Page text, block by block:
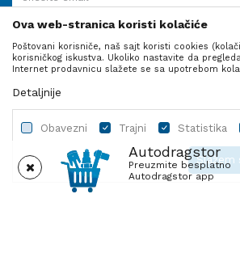
Autodragstor
Preuzmite besplatno
Autodragstor app
PRATITE NAS
Autodelovi
Ova web-stranica koristi kolačiće
Poštovani korisniče, naš sajt koristi cookies
korisničkog iskustva. Ukoliko nastavite da
Internet prodavnicu slažete se sa upotrebom
Detaljnije
Obavezni Trajni Statistika
Slažem